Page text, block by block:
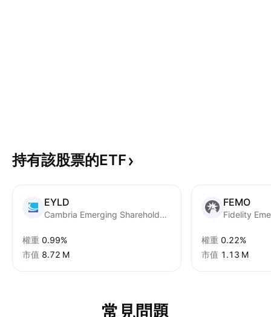
持有該股票的ETF
EYLD
Cambria Emerging Shareholder Yield ETF
權重 0.99%
市值 ‪8.72 M‬
FEMO
權重 0.22%
市值 ‪1.13 M‬
常見問題